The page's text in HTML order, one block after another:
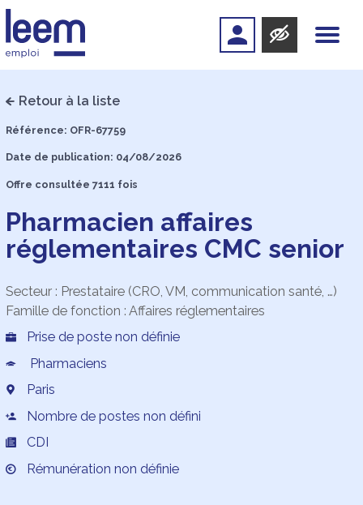
Retour à la liste
Référence: OFR-67759
Date de publication: 04/08/2026
Offre consultée 7111 fois
Pharmacien affaires
réglementaires CMC senior
Secteur : Prestataire (CRO, VM, communication santé, …)
Famille de fonction : Affaires réglementaires
Prise de poste non définie
Pharmaciens
Paris
Nombre de postes non défini
CDI
Rémunération non définie